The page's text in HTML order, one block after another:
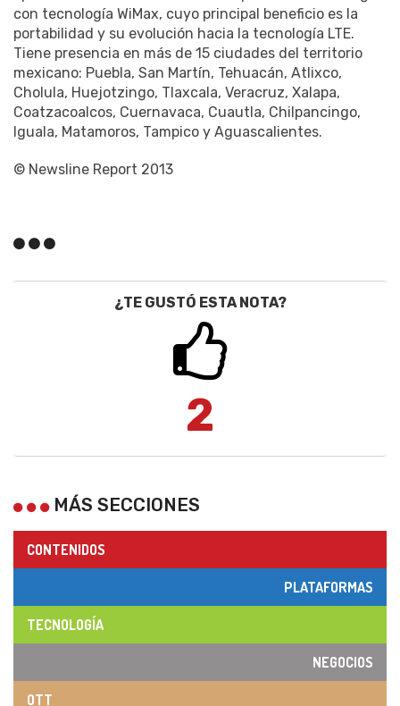
con tecnología WiMax, cuyo principal beneficio es la
portabilidad y su evolución hacia la tecnología LTE.
Tiene presencia en más de 15 ciudades del territorio
mexicano: Puebla, San Martín, Tehuacán, Atlixco,
Cholula, Huejotzingo, Tlaxcala, Veracruz, Xalapa,
Coatzacoalcos, Cuernavaca, Cuautla, Chilpancingo,
Iguala, Matamoros, Tampico y Aguascalientes.
© Newsline Report 2013
¿TE GUSTÓ ESTA NOTA?
2
MÁS SECCIONES
CONTENIDOS
PLATAFORMAS
TECNOLOGÍA
NEGOCIOS
OTT